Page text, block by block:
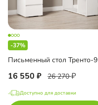
-37%
Письменный стол Тренто-9
16 550 26 270
Доступно для доставки